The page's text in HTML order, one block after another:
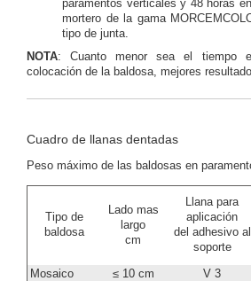
paramentos verticales y 48 horas
mortero de la gama
tipo de junta.
NOTA: Cuanto menor sea el tiempo
colocación de la baldosa, mejores
Cuadro de llanas dentadas
Peso máximo de las baldosas en
Tipo de
baldosa
Lado mas
largo
cm
Llana para
aplicación
del adhesivo al
soporte
Mosaico
≤ 10 cm V 3